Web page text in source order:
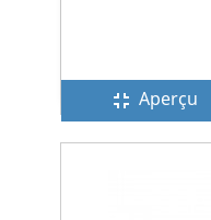
fullscreen_exit Aperçu